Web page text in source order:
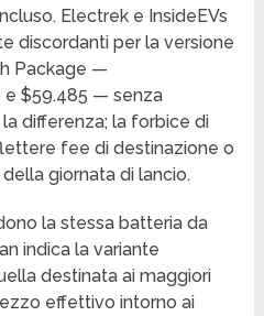
Electrek e InsideEVs
discordanti per la versione
Package —
e $59.485 — senza
differenza; la forbice di
fee di destinazione o
giornata di lancio.
la stessa batteria da
indica la variante
destinata ai maggiori
effettivo intorno ai